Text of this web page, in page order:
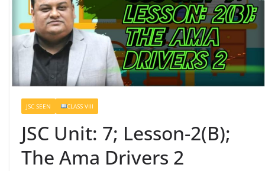
JSC SEEN CLASS VIII
JSC Unit: 7; Lesson-2(B);
The Ama Drivers 2